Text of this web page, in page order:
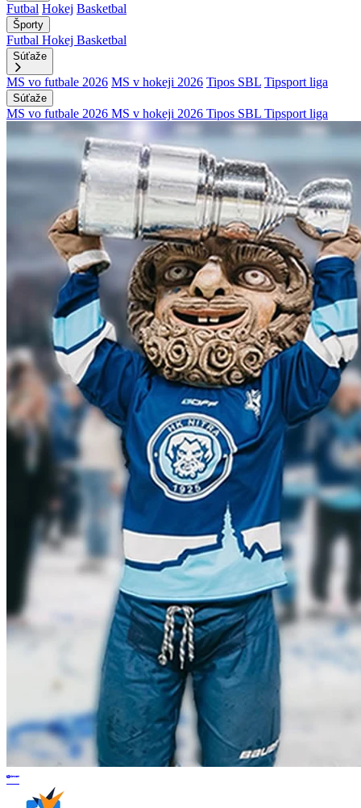
Futbal Hokej Basketbal
Športy
Futbal Hokej Basketbal
Súťaže
MS vo futbale 2026 MS v hokeji 2026 Tipos SBL Tipsport liga
Súťaže
MS vo futbale 2026 MS v hokeji 2026 Tipos SBL Tipsport liga